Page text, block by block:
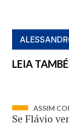
LEIA
ASSIM
Se Flávio